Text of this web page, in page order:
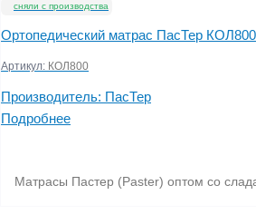
сняли с производства
Ортопедический матрас ПасТер
Артикул: КОЛ800
Производитель: ПасТер
Подробнее
Матрасы Пастер (Paster) оптом со